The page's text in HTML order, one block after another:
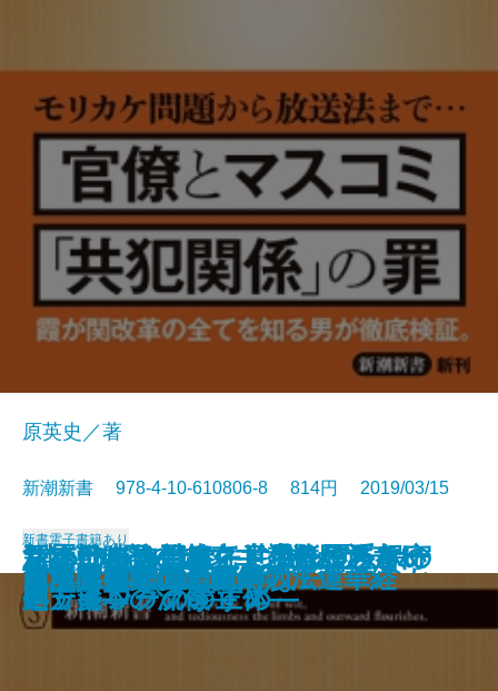
深層日本論―ヤマト少数民族とい
う視座―
皇室はなぜ世界で尊敬されるのか
生死の覚悟
1本5000円のレンコンがバカ売れ
する理由
パスタぎらい
誰の味方でもありません
総理の女
「場当たり的」が会社を潰す
天皇の憂鬱
岩盤規制―誰が成長を阻むのか―
原英史／著
新潮新書 978-4-10-610806-8 814円 2019/03/15
新書電子書籍あり
南無阿弥陀仏と南無妙法蓮華経
「承認欲求」の呪縛
新冷戦時代の超克―「持たざる
国」日本の流儀―
ドラマへの遺言
日本共産党の正体
ちょいバカ戦略―意識低い系マー
ケティングのすすめ―
リベラルを潰せ―世界を覆う保守
ネットワークの正体―
昆虫は美味い！
もっと言ってはいけない
さよなら自己責任―生きづらさの
処方箋―